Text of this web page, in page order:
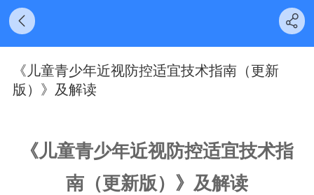
《儿童青少年近视防控适宜技术指南（更新
版）》及解读
《儿童青少年近视防控适宜技术指
南（更新版）》及解读